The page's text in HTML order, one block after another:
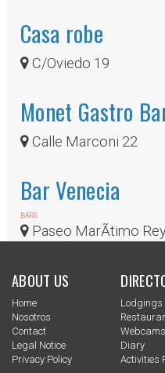
Casa robe
C/Oviedo 19
Monet Gastro
Calle Marconi 22
Bar Venecia
BARS
Paseo MarÃ­timo
ABOUT US
Home
Nosotros
Contact
Legal Notice
Privacy Policy
Lodgings
Webcams
Diary
Activities